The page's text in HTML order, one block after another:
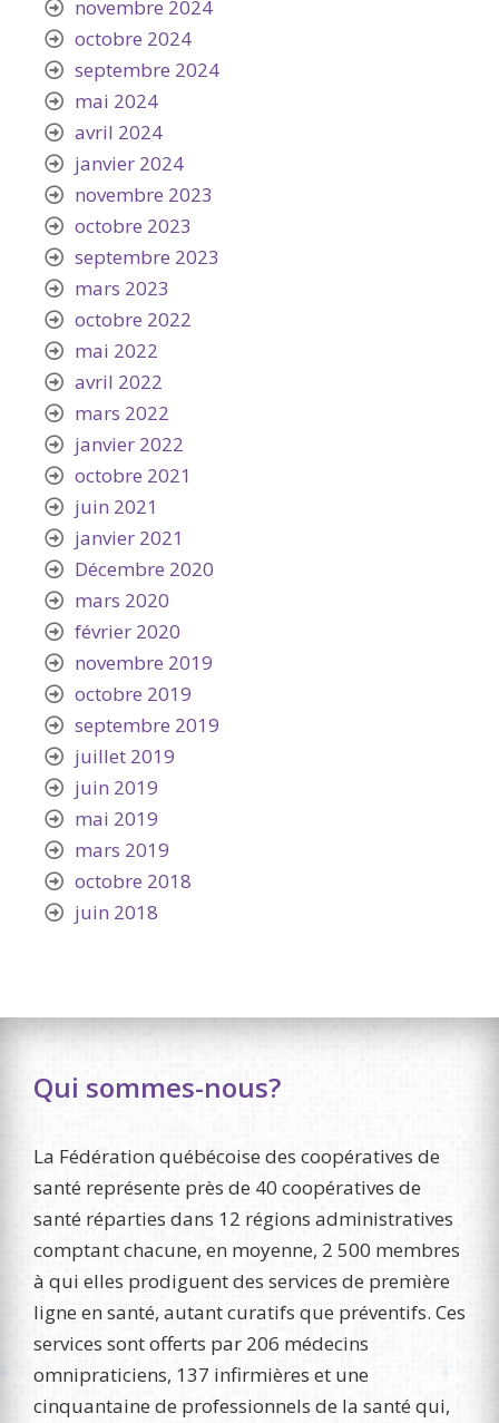
novembre 2024
octobre 2024
septembre 2024
mai 2024
avril 2024
janvier 2024
novembre 2023
octobre 2023
septembre 2023
mars 2023
octobre 2022
mai 2022
avril 2022
mars 2022
janvier 2022
octobre 2021
juin 2021
janvier 2021
Décembre 2020
mars 2020
février 2020
novembre 2019
octobre 2019
septembre 2019
juillet 2019
juin 2019
mai 2019
mars 2019
octobre 2018
juin 2018
Qui sommes-nous?
La Fédération québécoise des coopératives de
santé représente près de 40 coopératives de
santé réparties dans 12 régions administratives
comptant chacune, en moyenne, 2 500 membres
à qui elles prodiguent des services de première
ligne en santé, autant curatifs que préventifs. Ces
services sont offerts par 206 médecins
omnipraticiens, 137 infirmières et une
cinquantaine de professionnels de la santé qui,